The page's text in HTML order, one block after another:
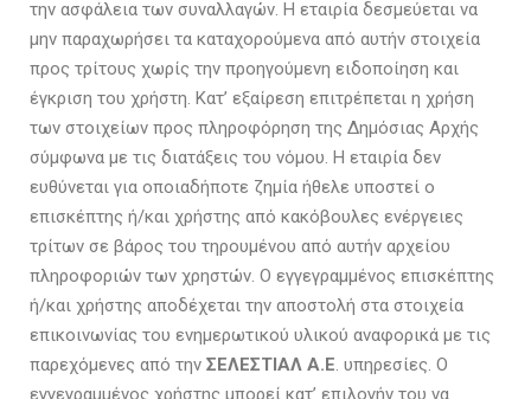
την ασφάλεια των συναλλαγών. Η εταιρία δεσμεύεται να
μην παραχωρήσει τα καταχορούμενα από αυτήν στοιχεία
προς τρίτους χωρίς την προηγούμενη ειδοποίηση και
έγκριση του χρήστη. Κατ’ εξαίρεση επιτρέπεται η χρήση
των στοιχείων προς πληροφόρηση της Δημόσιας Αρχής
σύμφωνα με τις διατάξεις του νόμου. Η εταιρία δεν
ευθύνεται για οποιαδήποτε ζημία ήθελε υποστεί ο
επισκέπτης ή/και χρήστης από κακόβουλες ενέργειες
τρίτων σε βάρος του τηρουμένου από αυτήν αρχείου
πληροφοριών των χρηστών. Ο εγγεγραμμένος επισκέπτης
ή/και χρήστης αποδέχεται την αποστολή στα στοιχεία
επικοινωνίας του ενημερωτικού υλικού αναφορικά με τις
παρεχόμενες από την ΣΕΛΕΣΤΙΑΛ Α.Ε. υπηρεσίες. Ο
εγγεγραμμένος χρήστης μπορεί κατ’ επιλογήν του να